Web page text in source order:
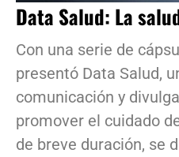
Data Salud: La
Con una serie de
presentó Data Salud,
comunicación y
promover el cuidado
de breve duración, se